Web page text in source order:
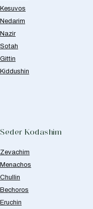
Kesuvos
Nedarim
Nazir
Sotah
Gittin
Kiddushin
Seder Kodashim
Zevachim
Menachos
Chullin
Bechoros
Eruchin